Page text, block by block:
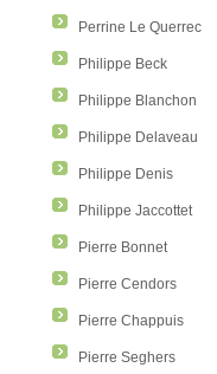
Perrine Le Querrec
Philippe Beck
Philippe Blanchon
Philippe Delaveau
Philippe Denis
Philippe Jaccottet
Pierre Bonnet
Pierre Cendors
Pierre Chappuis
Pierre Seghers